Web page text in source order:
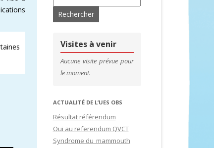
CONTACTS & LIENS UTILES
Visites à venir
Aucune visite prévue pour
le moment.
ACTUALITÉ DE L’UES OBS
Résultat référendum
Oui au referendum QVCT
Syndrome du mammouth